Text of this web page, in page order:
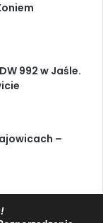
992 w Jaśle.
–